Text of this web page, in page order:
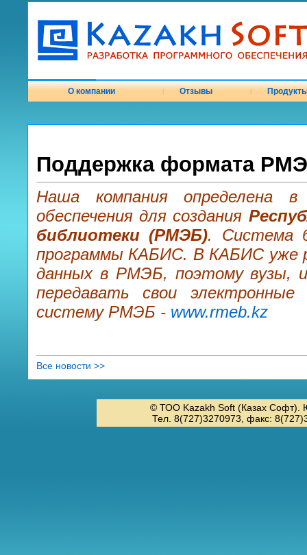
О компании Отзывы
Поддержка формата
Наша компания определена в
обеспечения для создания
библиотеки (РМЭБ). Система
программы КАБИС. В КАБИС уже
данных в РМЭБ, поэтому вузы,
передавать свои
систему РМЭБ - www.rmeb.kz
Все новости >>
© ТОО Kazakh Soft (Казах Софт).
Тел. 8(727)3270973, факс: